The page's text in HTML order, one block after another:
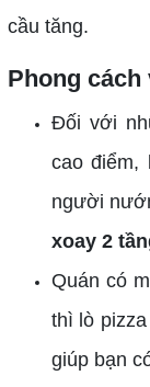
cầu tăng.
Phong cách
Đối với
cao điểm,
người
xoay 2
Quán có
thì lò
giúp bạn